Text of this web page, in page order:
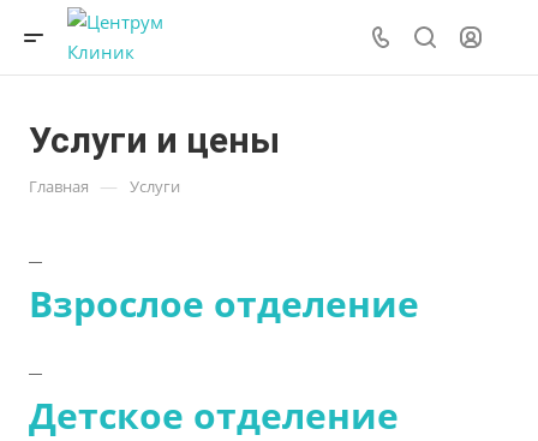
Услуги и цены
Главная — Услуги
Взрослое отделение
Детское отделение